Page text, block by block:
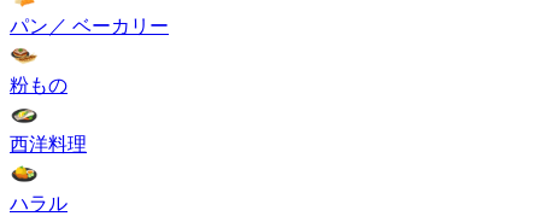
パン／ ベーカリー
粉もの
西洋料理
ハラル